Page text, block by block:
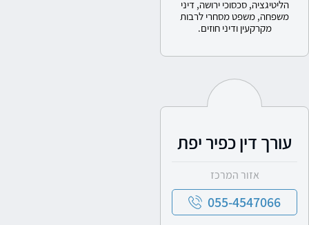
הליטיגציה, סכסוכי ירושה, דיני
משפחה, משפט מסחרי לרבות
מקרקעין ודיני חוזים.
עורך דין כפיר יפת
אזור המרכז
055-4547066